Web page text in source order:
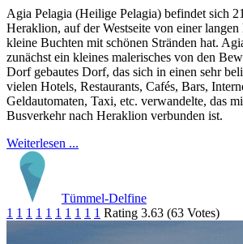
Agia Pelagia (Heilige Pelagia) befindet sich
Heraklion, auf der Westseite von einer
kleine Buchten mit schönen Stränden hat.
zunächst ein kleines malerisches von den
Dorf gebautes Dorf, das sich in einen sehr
vielen Hotels, Restaurants, Cafés, Bars,
Geldautomaten, Taxi, etc. verwandelte, das
Busverkehr nach Heraklion verbunden ist.
Weiterlesen ...
Tümmel-Delfine
1 1 1 1 1 1 1 1 1 1 Rating 3.63 (63 Votes)